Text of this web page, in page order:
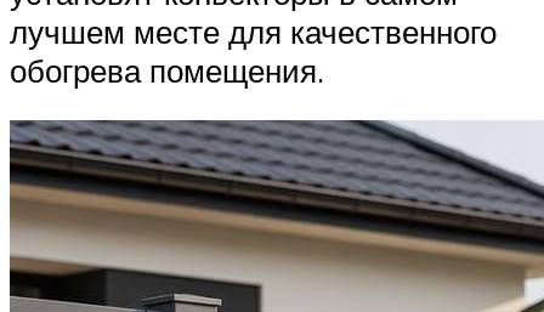
лучшем месте для качественного
обогрева помещения.